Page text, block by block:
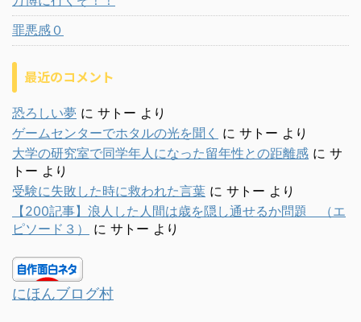
罪悪感０
最近のコメント
恐ろしい夢 に サトー より
ゲームセンターでホタルの光を聞く に サトー より
大学の研究室で同学年人になった留年性との距離感 に サ
トー より
受験に失敗した時に救われた言葉 に サトー より
【200記事】浪人した人間は歳を隠し通せるか問題 （エ
ピソード３）
に サトー より
にほんブログ村